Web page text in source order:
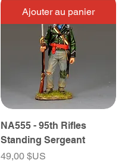
Ajouter au panier
NA555 - 95th Rifles
Standing Sergeant
Prix
49,00 $US